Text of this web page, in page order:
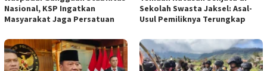
Nasional, KSP Ingatkan
Masyarakat Jaga Persatuan
Sekolah Swasta Jaksel: Asal-
Usul Pemiliknya Terungkap